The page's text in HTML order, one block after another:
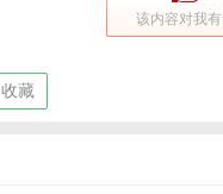
该内容对我
收藏